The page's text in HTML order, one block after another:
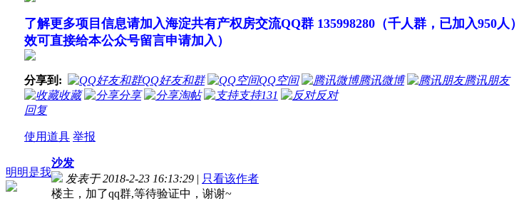
了解更多项目信息请加入海淀共有产权房交流QQ群 135998280 （千人群，已加入950人）
效可直接给本公众号留言申请加入）
分享到: QQ好友和群 QQ空间 腾讯微博
腾讯朋友
收藏
分享 淘帖 支持131
反对
回复
使用道具 举报
明明是我
沙发
发表于 2018-2-23 16:13:29 | 只看该作者
楼主，加了qq群,等待验证中，谢谢~